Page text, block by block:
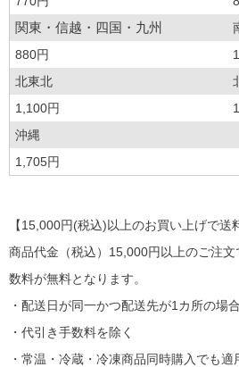
関東・信越・四国・九州
880円
北東北
1,100円
沖縄
1,705円
【15,000円(税込)以上のお買い上げで送
商品代金（税込）15,000円以上のご注
数料が無料となります。
・配送日が同一かつ配送先が1カ所の場
・代引き手数料を除く
・常温・冷蔵・冷凍商品同時購入でも適